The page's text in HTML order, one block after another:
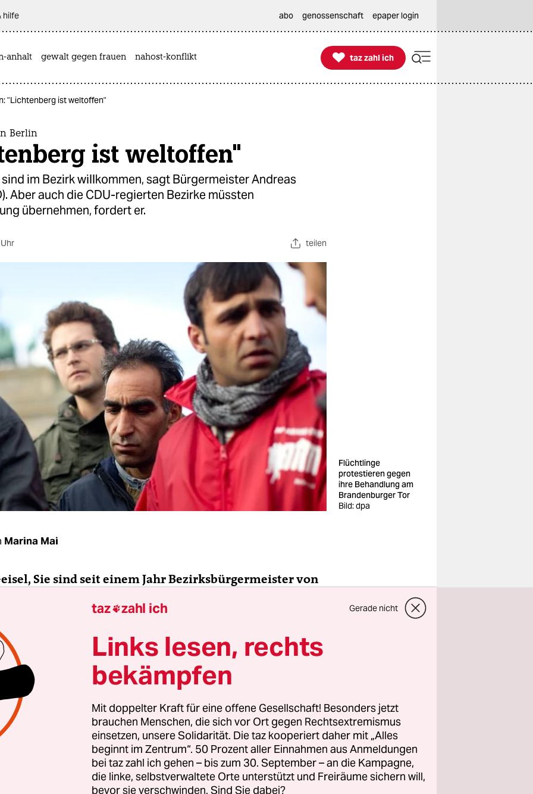
hilfe abo genossenschaft epaper login
anhalt gewalt gegen frauen nahost-konflikt 
taz zahl ich
taz zahl ich
"Lichtenberg ist weltoffen"
Berlin
ist weltoffen"
im Bezirk willkommen, sagt Bürgermeister Andreas
Aber auch die CDU-regierten Bezirke müssten
übernehmen, fordert er.
teilen
Flüchtlinge
protestieren gegen
ihre Behandlung am
Brandenburger Tor
Bild: dpa
Marina Mai
Sie sind seit einem Jahr Bezirksbürgermeister von
als Sie das Amt übernommen hatten?
Im Wahlkampf und in den ersten Wochen spielte das
Rein theoretisch war mir immer klar, dass Lichtenberg
Verantwortung übernehmen muss.
taz zahl ich Gerade nicht
Links lesen, rechts
bekämpfen
Mit doppelter Kraft für eine offene Gesellschaft! Besonders jetzt
brauchen Menschen, die sich vor Ort gegen Rechtsextremismus
einsetzen, unsere Solidarität. Die taz kooperiert daher mit „Alles
beginnt im Zentrum“. 50 Prozent aller Einnahmen aus Anmeldungen
bei taz zahl ich gehen – bis zum 30. September – an die Kampagne,
die linke, selbstverwaltete Orte unterstützt und Freiräume sichern will,
bevor sie verschwinden. Sind Sie dabei?